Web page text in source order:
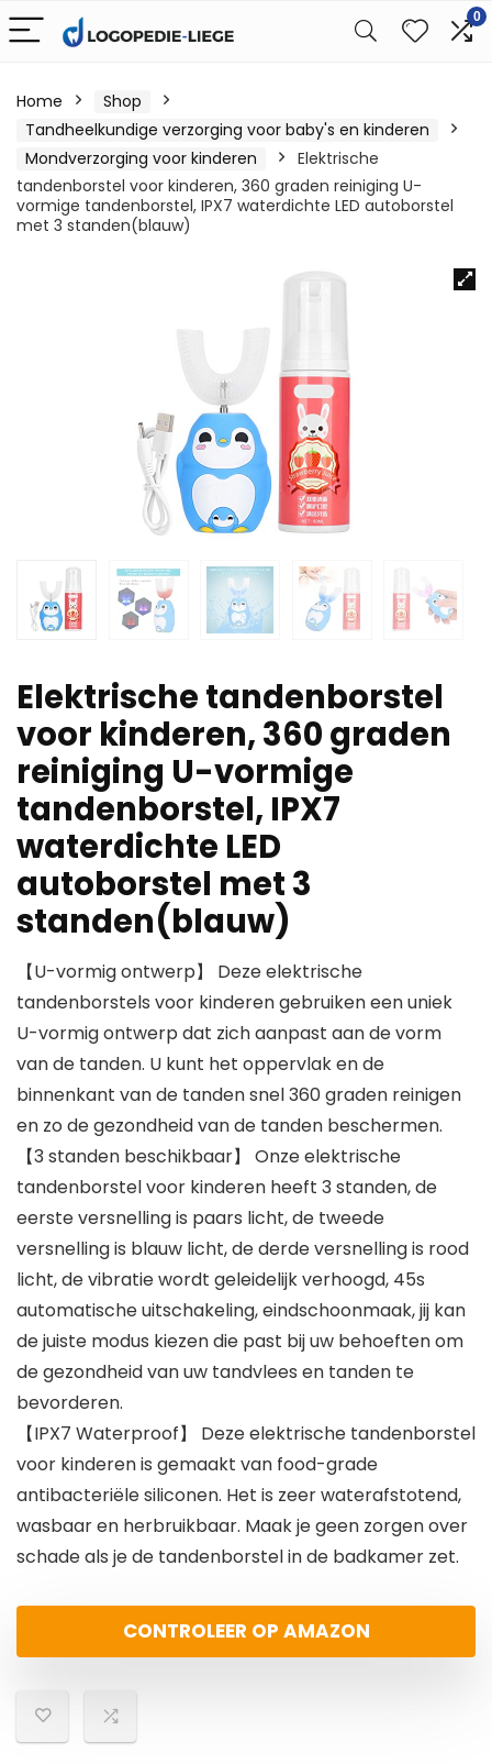
0
Home
Shop
Tandheelkundige verzorging voor baby's en kinderen
Mondverzorging voor kinderen
Elektrische
tandenborstel voor kinderen, 360 graden reiniging U-
vormige tandenborstel, IPX7 waterdichte LED autoborstel
met 3 standen(blauw)
Elektrische tandenborstel
voor kinderen, 360 graden
reiniging U-vormige
tandenborstel, IPX7
waterdichte LED
autoborstel met 3
standen(blauw)
【U-vormig ontwerp】 Deze elektrische
tandenborstels voor kinderen gebruiken een uniek
U-vormig ontwerp dat zich aanpast aan de vorm
van de tanden. U kunt het oppervlak en de
binnenkant van de tanden snel 360 graden reinigen
en zo de gezondheid van de tanden beschermen.
【3 standen beschikbaar】 Onze elektrische
tandenborstel voor kinderen heeft 3 standen, de
eerste versnelling is paars licht, de tweede
versnelling is blauw licht, de derde versnelling is rood
licht, de vibratie wordt geleidelijk verhoogd, 45s
automatische uitschakeling, eindschoonmaak, jij kan
de juiste modus kiezen die past bij uw behoeften om
de gezondheid van uw tandvlees en tanden te
bevorderen.
【IPX7 Waterproof】 Deze elektrische tandenborstel
voor kinderen is gemaakt van food-grade
antibacteriële siliconen. Het is zeer waterafstotend,
wasbaar en herbruikbaar. Maak je geen zorgen over
schade als je de tandenborstel in de badkamer zet.
CONTROLEER OP AMAZON